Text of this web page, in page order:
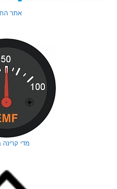
אתר החנות
מדי קרינה ביתיים